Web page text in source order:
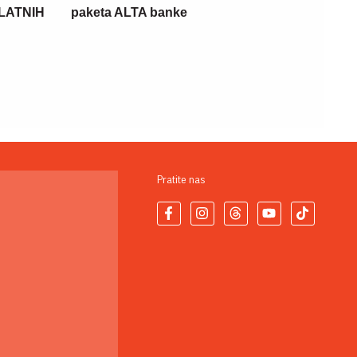
paketa ALTA banke
Pratite nas